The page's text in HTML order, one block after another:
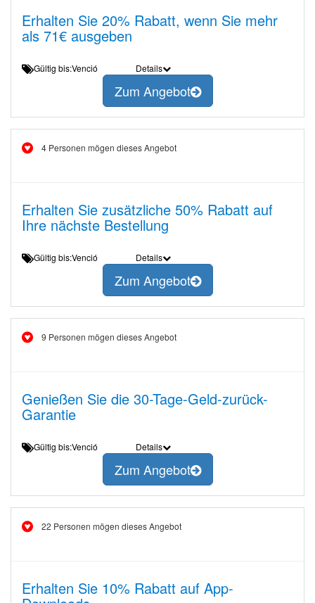
Erhalten Sie 20% Rabatt, wenn Sie mehr
als 71€ ausgeben
Gültig bis:Venció Details
Zum Angebot
4 Personen mögen dieses Angebot
Erhalten Sie zusätzliche 50% Rabatt auf
Ihre nächste Bestellung
Gültig bis:Venció Details
Zum Angebot
9 Personen mögen dieses Angebot
Genießen Sie die 30-Tage-Geld-zurück-
Garantie
Gültig bis:Venció Details
Zum Angebot
22 Personen mögen dieses Angebot
Erhalten Sie 10% Rabatt auf App-